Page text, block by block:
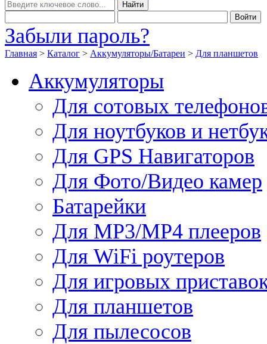
Забыли пароль?
Главная > Каталог > Аккумуляторы/Батареи > Для планшетов
Аккумуляторы
Для сотовых
Для ноутбуков и
Для GPS Навигаторов
Для Фото/Видео камер
Батарейки
Для MP3/MP4 плееров
Для WiFi роутеров
Для игровых
Для планшетов
Для пылесосов